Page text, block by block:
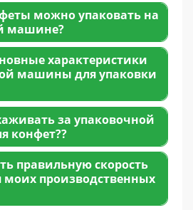
: Если вы
с меньшим объемом,
машины для упаковки
быть достаточно. Для
коммерческая
упаковки конфет будет
с предпочитаемым
упаковки. – будь то флоу-
обертка, или любой
можно упаковать на
машине?
например, ириска,
и карамельки.
как мятные конфеты,
твердая карамель.
глазури,
деликатного обращения в
характеристики
машины для упаковки
упаковка
за упаковочной
конфет??
правильную скорость
моих производственных